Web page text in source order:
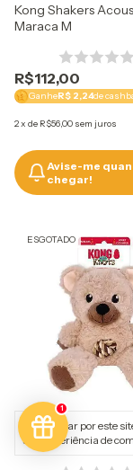
Ao navegar por este
sua experiência de
Kong Shakers
Maraca M
R$112,00
GanheR$ 2,24de
2x de R$56,00 sem juros
Avise-me
chegar!
ESGOTADO
Pelúcia Teddy
Assorted Kong
1